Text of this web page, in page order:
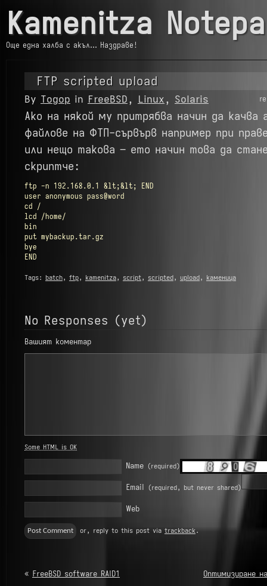
Kamenitza
Още една халба с акъл… Наздраве!
FTP scripted upload
By Тодор in FreeBSD, Linux, Solaris
Ако на някой му притрябва начин да качва
файлове на ФТП-сървърв например при
или нещо такова – ето начин това да
скриптче:
ftp -n 192.168.0.1 &lt;&lt; END
user anonymous pass@word
cd /
lcd /home/
bin
put mybackup.tar.gz
bye
END
Tags: batch, ftp, kamenitza, script, scripted, upload, каменица
No Responses (yet)
Вашият коментар
Some HTML is OK
Name (required)
Email (required, but never shared)
Web
or, reply to this post via trackback.
Оптимизиране
« FreeBSD software RAID1